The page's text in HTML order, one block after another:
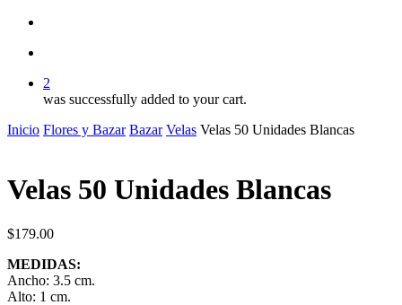
2
was successfully added to your cart.
Inicio Flores y Bazar Bazar Velas Velas 50 Unidades Blancas
Velas 50 Unidades Blancas
$179.00
MEDIDAS:
Ancho: 3.5 cm.
Alto: 1 cm.